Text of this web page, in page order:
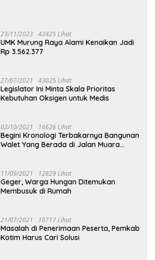
23/11/2023 43425 Lihat
UMK Murung Raya Alami Kenaikan Jadi
Rp 3.562.377
27/07/2021 43025 Lihat
Legislator Ini Minta Skala Prioritas
Kebutuhan Oksigen untuk Medis
02/10/2021 16626 Lihat
Begini Kronologi Terbakarnya Bangunan
Walet Yang Berada di Jalan Muara
11/09/2021 12829 Lihat
Geger, Warga Hungan Ditemukan
Membusuk di Rumah
21/07/2021 10717 Lihat
Masalah di Penerimaan Peserta, Pemkab
Kotim Harus Cari Solusi